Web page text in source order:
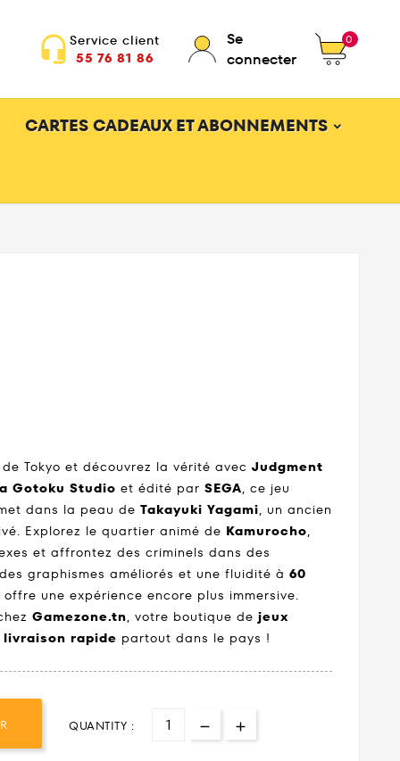
headset_mic Service client
55 76 81 86
Se
connecter
0
CARTES CADEAUX ET ABONNEMENTS
Tokyo et découvrez la vérité avec Judgment
Gotoku Studio et édité par SEGA, ce jeu
dans la peau de Takayuki Yagami, un ancien
Explorez le quartier animé de Kamurocho,
et affrontez des criminels dans des
graphismes améliorés et une fluidité à 60
offre une expérience encore plus immersive.
Gamezone.tn, votre boutique de jeux
livraison rapide partout dans le pays !
QUANTITY :